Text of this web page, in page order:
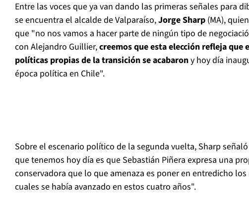
Entre las voces que ya van dando las primeras señales para
se encuentra el alcalde de Valparaíso,Jorge Sharp (MA),
que "no nos vamos a hacer parte de ningún tipo de
con Alejandro Guillier,creemos que esta elección refleja que
políticas propias de la transición se acabarony hoy día
época política en Chile".
Sobre el escenario político de la segunda vuelta, Sharp
que tenemos hoy día es que Sebastián Piñera expresa una
conservadora que lo que amenaza es poner en entredicho
cuales se había avanzado en estos cuatro años".